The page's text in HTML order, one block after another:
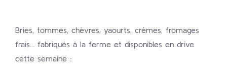
Bries, tommes, chèvres, yaourts, crèmes, fromages
frais… fabriqués à la ferme et disponibles en drive
cette semaine :